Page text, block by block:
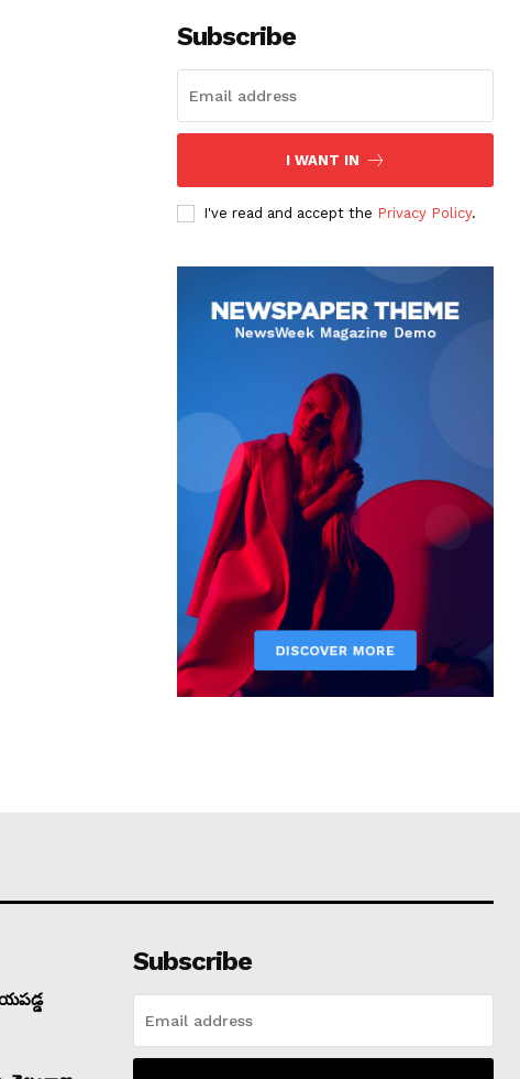
Subscribe
I WANT IN
I've read and accept the Privacy Policy.
Subscribe